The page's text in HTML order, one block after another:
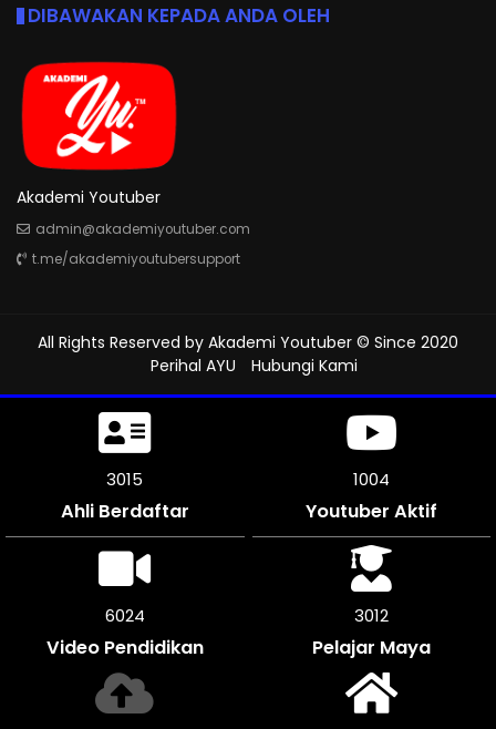
DIBAWAKAN KEPADA ANDA OLEH
Akademi Youtuber
admin@akademiyoutuber.com
t.me/akademiyoutubersupport
All Rights Reserved by Akademi Youtuber © Since 2020
Perihal AYU
Hubungi Kami
3465
Ahli Berdaftar
1155
Youtuber Aktif
6930
Video Pendidikan
3462
Pelajar Maya